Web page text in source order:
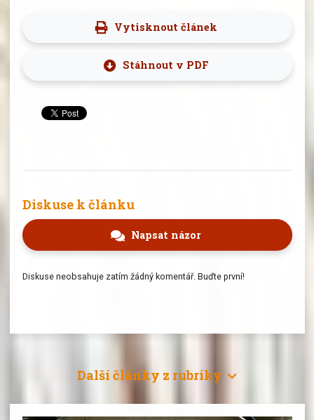
Vytisknout článek
Stáhnout v PDF
Diskuse k článku
Napsat názor
Diskuse neobsahuje zatím žádný komentář. Buďte první!
Další články z rubriky